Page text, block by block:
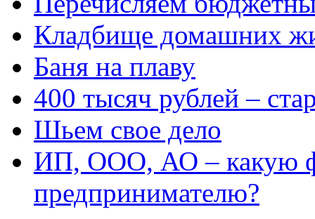
Кладбище домашних
Баня на плаву
400 тысяч рублей –
Шьем свое дело
ИП, ООО, АО – какую
предпринимателю?